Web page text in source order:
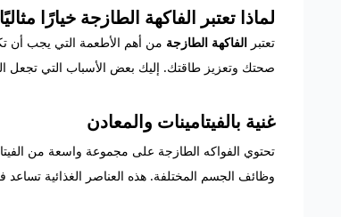
لماذا تعتبر الفاكهة الطازجة خيارًا
تعتبر الفاكهة الطازجة من أهم الأطعمة التي يجب أن
صحتك وتعزيز طاقتك. إليك بعض الأسباب التي تجعل
غنية بالفيتامينات والمعادن
وظائف الجسم المختلفة. هذه العناصر الغذائية